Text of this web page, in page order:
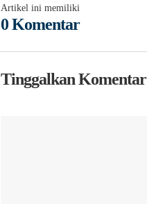
Artikel ini memiliki
0 Komentar
Tinggalkan Komentar